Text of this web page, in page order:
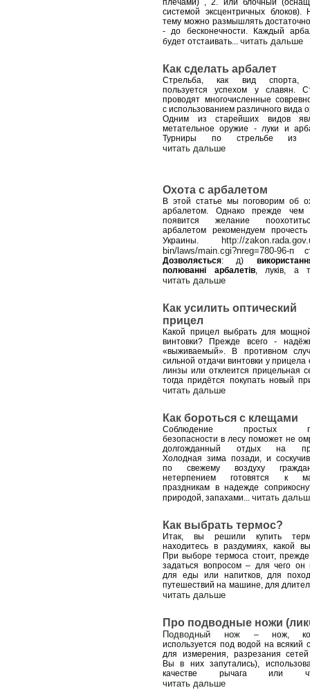
плечами) , 2. или блочный
системой эксцентричных блоков).
тему можно размышлять
- до бесконечности. Каждый
будет отстаивать... читать дальше
Как сделать арбалет
Стрельба, как вид спорта,
пользуется успехом у славян.
проводят многочисленные
с использованием различного вида
Одним из старейших видов
метательное оружие - луки и
Турниры по стрельбе из
читать дальше
Охота с арбалетом
В этой статье мы поговорим об
арбалетом. Однако прежде чем
появится желание
арбалетом рекомендуем
Украины.
http://
bin/laws/main.cgi?nreg=780-96-п
Дозволяється: д)
полюванні арбалетів, луків, а
читать дальше
Как усилить оптический
прицел
Какой прицел выбрать для
винтовки? Прежде всего -
«выживаемый». В противном
сильной отдачи винтовки у прицела
линзы или отклеится прицельная
тогда придётся покупать новый
читать дальше
Как бороться с клещами
Соблюдение простых
безопасности в лесу поможет не
долгожданный отдых на
Холодная зима позади, и
по свежему воздуху
нетерпением готовятся к
праздникам в надежде
природой, запахами... читать
Как выбрать термос?
Итак, вы решили купить
находитесь в раздумиях, какой
При выборе термоса стоит, прежде
задаться вопросом – для чего он
для еды или напитков, для
путешествий на машине, для
читать дальше
Про подводные ножи
Подводный нож – нож,
используется под водой на всякий
для измерения, разрезания
Вы в них запутались),
качестве рычага или
читать дальше